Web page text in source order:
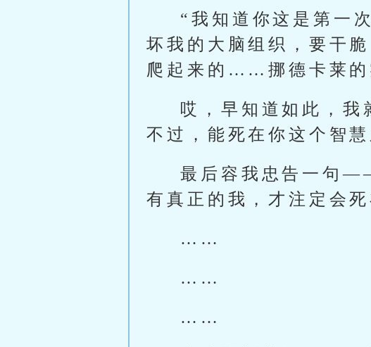
“我知道你这是第一
坏我的大脑组织，要干
爬起来的……挪德卡莱的
哎，早知道如此，我
不过，能死在你这个智
最后容我忠告一句
有真正的我，才注定会
……
……
……